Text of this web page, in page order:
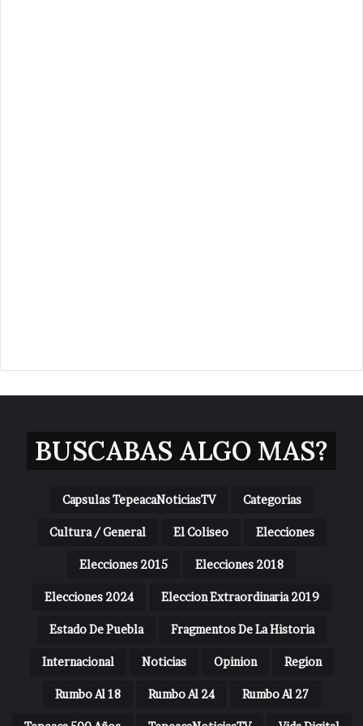
BUSCABAS ALGO MAS?
Capsulas TepeacaNoticiasTV Categorias
Cultura / General El Coliseo Elecciones
Elecciones 2015 Elecciones 2018
Elecciones 2024 Eleccion Extraordinaria 2019
Estado De Puebla Fragmentos De La Historia
Internacional Noticias Opinion Region
Rumbo Al 18 Rumbo Al 24 Rumbo Al 27